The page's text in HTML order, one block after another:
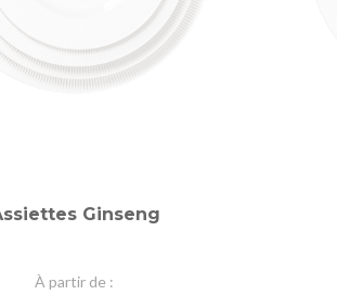
Ginseng
À partir de